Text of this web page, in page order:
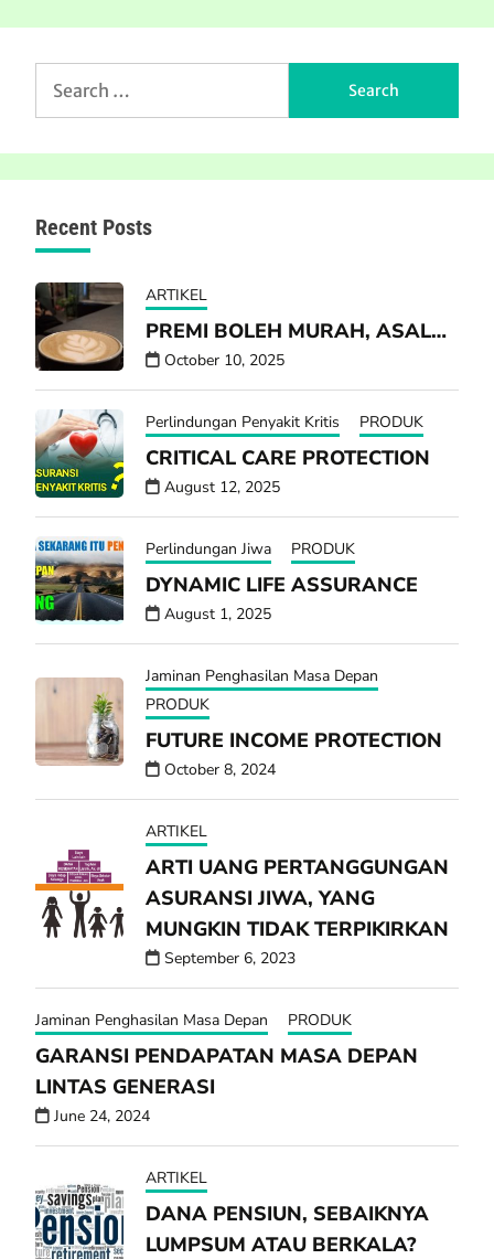
for:
Recent Posts
ARTIKEL
PREMI BOLEH MURAH, ASAL…
October 10, 2025
Perlindungan Penyakit Kritis PRODUK
CRITICAL CARE PROTECTION
August 12, 2025
Perlindungan Jiwa PRODUK
DYNAMIC LIFE ASSURANCE
August 1, 2025
Jaminan Penghasilan Masa Depan
PRODUK
FUTURE INCOME PROTECTION
October 8, 2024
ARTIKEL
ARTI UANG PERTANGGUNGAN
ASURANSI JIWA, YANG
MUNGKIN TIDAK TERPIKIRKAN
September 6, 2023
Jaminan Penghasilan Masa Depan PRODUK
GARANSI PENDAPATAN MASA DEPAN
LINTAS GENERASI
June 24, 2024
ARTIKEL
DANA PENSIUN, SEBAIKNYA
LUMPSUM ATAU BERKALA?